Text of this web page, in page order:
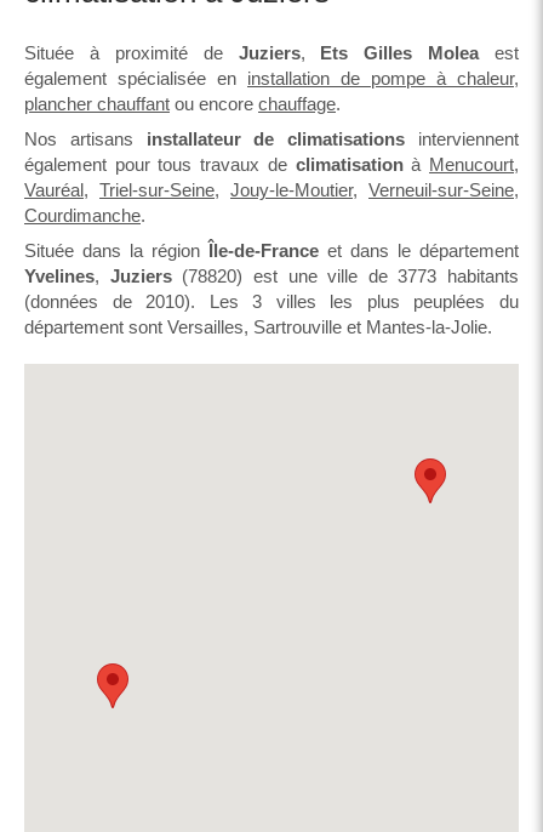
Située à proximité de Juziers, Ets Gilles Moleaest
également spécialisée en installation de pompe à chaleur,
plancher chauffant ou encore chauffage.
Nos artisans installateur de climatisations interviennent
également pour tous travaux de climatisationà Menucourt,
Vauréal, Triel-sur-Seine, Jouy-le-Moutier, Verneuil-sur-Seine,
Courdimanche.
Située dans la région Île-de-France et dans le département
Yvelines, Juziers(78820) est une ville de 3773 habitants
(données de 2010). Les 3 villes les plus peuplées du
département sont Versailles, Sartrouville et Mantes-la-Jolie.